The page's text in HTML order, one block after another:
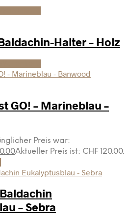
Halter – Holz
GO! – Marineblau –
Preis war:
Aktueller Preis ist: CHF 120.00.
– Sebra